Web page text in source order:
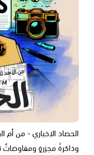
الحصاد الاخباري - من أم
وذاكرةُ مجزرةٍ ومفاوضاتٌ تحت